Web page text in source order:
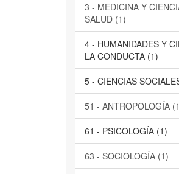
3 - MEDICINA Y
SALUD (1)
4 - HUMANIDADES Y
LA CONDUCTA (1)
5 - CIENCIAS
51 - ANTROPOLOGÍA
61 - PSICOLOGÍA (1)
63 - SOCIOLOGÍA (1)